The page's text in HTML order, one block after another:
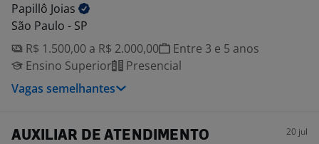
Papillô Joias
São Paulo - SP
R$ 1.500,00 a R$ 2.000,00
Entre 3 e 5 anos
Ensino Superior
Presencial
Vagas semelhantes
AUXILIAR DE ATENDIMENTO
20 jul